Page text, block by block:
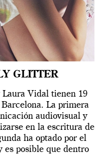
GLITTER
Vidal tienen 19
Barcelona. La primera
audiovisual y
en la escritura de
ha optado por el
es posible que dentro